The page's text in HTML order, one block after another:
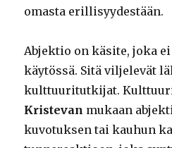
omasta erillisyydestään.
Abjektio on käsite, joka
käytössä. Sitä viljelevät
kulttuuritutkijat.
Kristevan mukaan
kuvotuksen tai kauhun